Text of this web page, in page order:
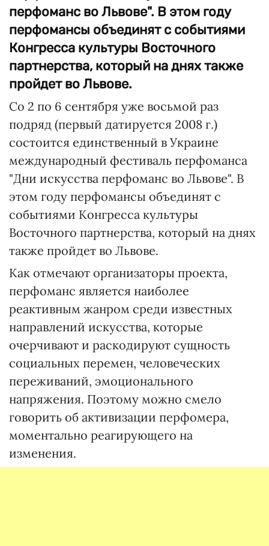
перфоманс во Львове". В этом году
перфомансы объединят с событиями
Конгресса культуры Восточного
партнерства, который на днях также
пройдет во Львове.
Со 2 по 6 сентября уже восьмой раз
подряд (первый датируется 2008 г.)
состоится единственный в Украине
международный фестиваль перфоманса
"Дни искусства перфоманс во Львове". В
этом году перфомансы объединят с
событиями Конгресса культуры
Восточного партнерства, который на днях
также пройдет во Львове.
Как отмечают организаторы проекта,
перфоманс является наиболее
реактивным жанром среди известных
направлений искусства, которые
очерчивают и раскодируют сущность
социальных перемен, человеческих
переживаний, эмоционального
напряжения. Поэтому можно смело
говорить об активизации перфомера,
моментально реагирующего на
изменения.